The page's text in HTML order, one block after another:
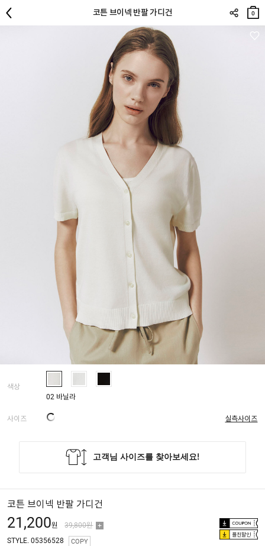
코튼 브이넥 반팔 가디건
장바
구니
0
색상
02 바닐라
사이즈 실측사이즈
코튼 브이넥 반팔 가디건
21,200원 39,800원
플친할인
STYLE. 05356528 COPY